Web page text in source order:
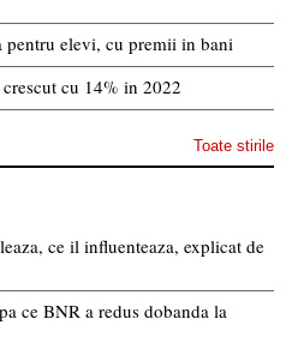
pentru elevi, cu premii in bani
cu 14% in 2022
Toate stirile
ce il influenteaza, explicat de
ce BNR a redus dobanda la